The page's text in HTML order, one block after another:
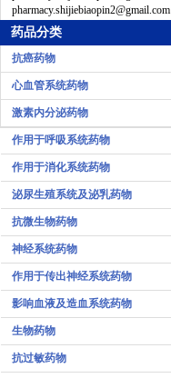
pharmacy.shijiebiaopin2@gmail.com
药品分类
抗癌药物
心血管系统药物
激素内分泌药物
作用于呼吸系统药物
作用于消化系统药物
泌尿生殖系统及泌乳药物
抗微生物药物
神经系统药物
作用于传出神经系统药物
影响血液及造血系统药物
生物药物
抗过敏药物